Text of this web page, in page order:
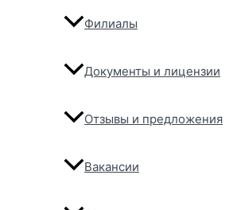
Филиалы
Документы и лицензии
Отзывы и предложения
Вакансии